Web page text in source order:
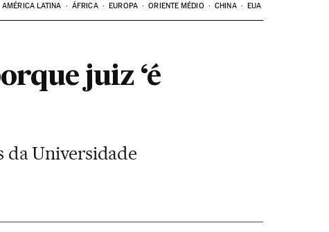
AMÉRICA LATINA ÁFRICA EUROPA ORIENTE MÉDIO CHINA EUA
juiz ‘é
da Universidade